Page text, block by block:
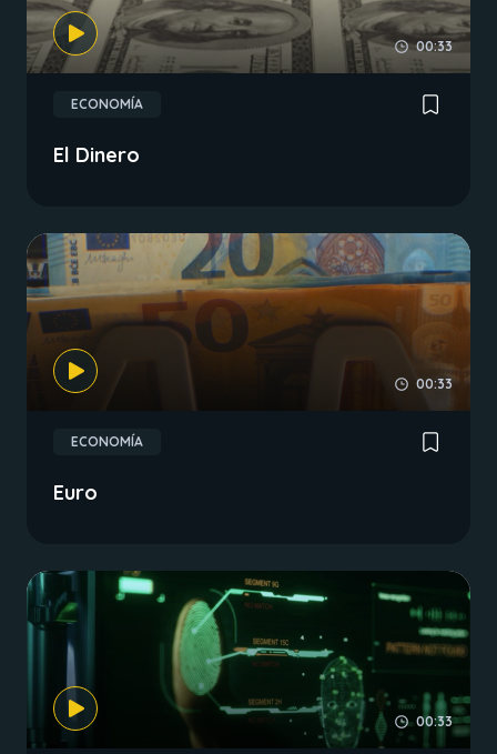
00:33
ECONOMÍA
El Dinero
00:33
ECONOMÍA
Euro
00:33